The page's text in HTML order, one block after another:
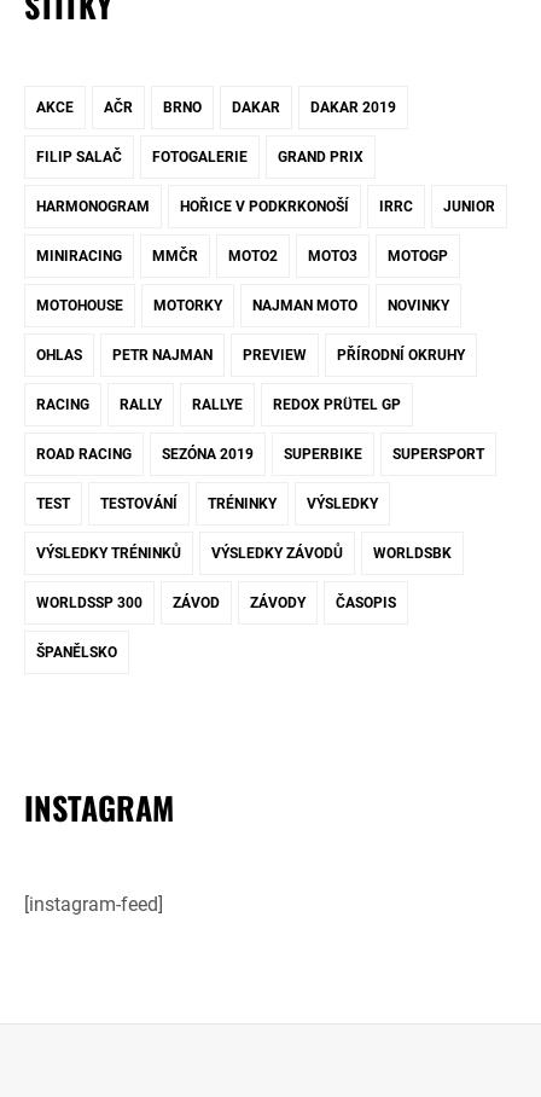
AKCE AČR BRNO DAKAR DAKAR 2019
FILIP SALAČ FOTOGALERIE GRAND PRIX
HARMONOGRAM HOŘICE V PODKRKONOŠÍ IRRC JUNIOR
MINIRACING MMČR MOTO2 MOTO3 MOTOGP
MOTOHOUSE MOTORKY NAJMAN MOTO NOVINKY
OHLAS PETR NAJMAN PREVIEW PŘÍRODNÍ OKRUHY
RACING RALLY RALLYE REDOX PRÜTEL GP
ROAD RACING SEZÓNA 2019 SUPERBIKE SUPERSPORT
TEST TESTOVÁNÍ TRÉNINKY VÝSLEDKY
VÝSLEDKY TRÉNINKŮ VÝSLEDKY ZÁVODŮ WORLDSBK
WORLDSSP 300 ZÁVOD ZÁVODY ČASOPIS
ŠPANĚLSKO
INSTAGRAM
[instagram-feed]